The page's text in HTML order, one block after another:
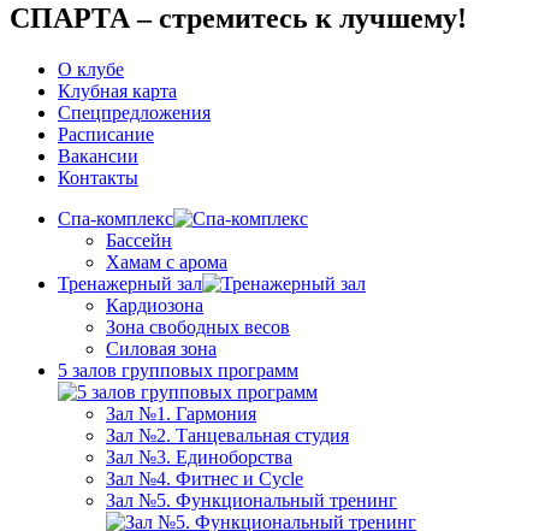
СПАРТА – стремитесь к лучшему!
О клубе
Клубная карта
Спецпредложения
Расписание
Вакансии
Контакты
Спа-комплекс
Бассейн
Хамам с арома
Тренажерный зал
Кардиозона
Зона свободных весов
Силовая зона
5 залов групповых программ
Зал №1. Гармония
Зал №2. Танцевальная студия
Зал №3. Единоборства
Зал №4. Фитнес и Cycle
Зал №5. Функциональный тренинг